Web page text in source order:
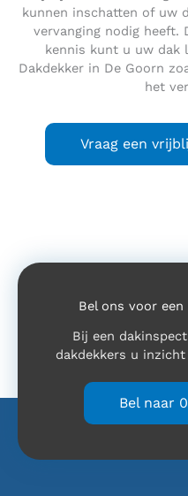
kunnen inschatten of uw
vervanging nodig heeft.
kennis kunt u uw dak
Dakdekker in De Goorn
het
Vraag een
Bel ons voor een
Bij een
dakdekkers u
Bel naar